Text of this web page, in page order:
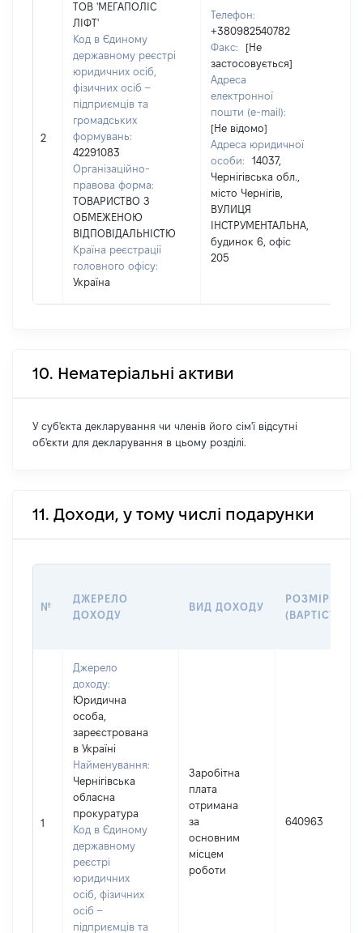
2
ТОВ 'МЕГАПОЛІС
ЛІФТ'
Код в Єдиному
державному реєстрі
юридичних осіб,
фізичних осіб –
підприємців та
громадських
формувань:
42291083
Організаційно-
правова форма:
ТОВАРИСТВО З
ОБМЕЖЕНОЮ
ВІДПОВІДАЛЬНІСТЮ
Країна реєстрації
головного офісу:
Україна
Телефон:
+380982540782
Факс:
[Не
застосовується]
Адреса
електронної
пошти (e-mail):
[Не відомо]
Адреса юридичної
особи:
14037,
Чернігівська обл.,
місто Чернігів,
ВУЛИЦЯ
ІНСТРУМЕНТАЛЬНА,
будинок 6, офіс
205
10. Нематеріальні активи
У суб'єкта декларування чи членів його сім'ї відсутні
об'єкти для декларування в цьому розділі.
11. Доходи, у тому числі подарунки
№
ДЖЕРЕЛО
ДОХОДУ
ВИД ДОХОДУ
РОЗМІР
(ВАРТІСТЬ)
1
Джерело
доходу:
Юридична
особа,
зареєстрована
в Україні
Найменування:
Чернігівська
обласна
прокуратура
Код в Єдиному
державному
реєстрі
юридичних
осіб, фізичних
осіб –
підприємців та
Заробітна
плата
отримана
за
основним
місцем
роботи
640963